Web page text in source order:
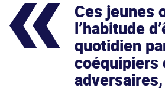
Ces jeunes
l’habitude
quotidien
coéquipiers